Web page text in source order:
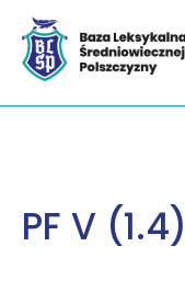
PF V (1.4)